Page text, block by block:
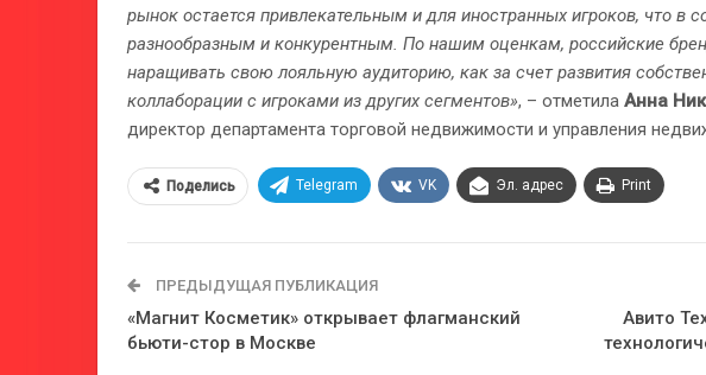
рынок остается привлекательным и для иностранных игроков, что в
разнообразным и конкурентным. По нашим оценкам, российские
наращивать свою лояльную аудиторию, как за счет развития
коллаборации с игроками из других сегментов», – отметила Анна
директор департамента торговой недвижимости и управления
Поделись Telegram VK Эл. адрес Print
ПРЕДЫДУЩАЯ ПУБЛИКАЦИЯ
«Магнит Косметик» открывает флагманский
бьюти-стор в Москве
Авито